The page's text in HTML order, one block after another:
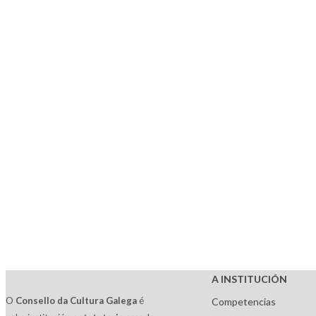
O Consello da Cultura Galega é
A INSTITUCIÓN
Competencias